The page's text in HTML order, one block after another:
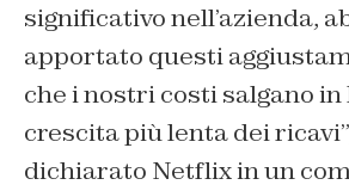
significativo nell’azienda,
apportato questi
che i nostri costi salgano in
crescita più lenta dei
dichiarato Netflix in un